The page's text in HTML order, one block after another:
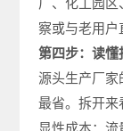
察或与老用户
第四步：读懂
源头生产厂家
最省。拆开来
显性成本：流